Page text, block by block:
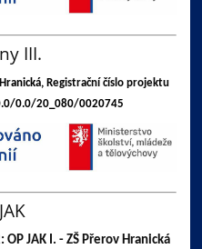
III.
Registrační číslo projektu
0.0/20_080/0020745
JAK I. - ZŠ Přerov Hranická